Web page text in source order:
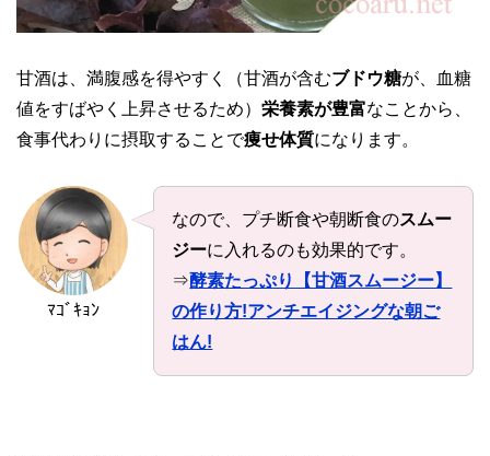
甘酒は、満腹感を得やすく（甘酒が含むブドウ糖が、血糖
値をすばやく上昇させるため） 栄養素が豊富なことから、
食事代わりに摂取することで痩せ体質になります。
ﾏｺﾞｷｮﾝ
なので、プチ断食や朝断食のスムー
ジーに入れるのも効果的です。
⇒酵素たっぷり【甘酒スムージー】
の作り方!アンチエイジングな朝ご
はん!